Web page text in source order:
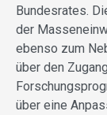
Bundesrates.
der
ebenso zum
über den
über eine